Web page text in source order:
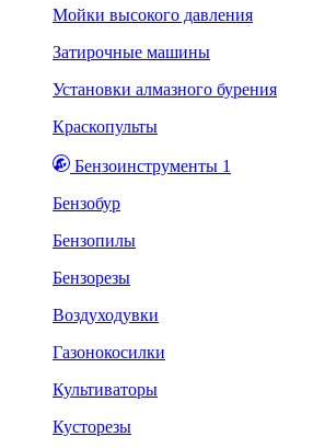
Мойки высокого давления
Затирочные машины
Установки алмазного бурения
Краскопульты
Бензоинструменты 1
Бензобур
Бензопилы
Бензорезы
Воздуходувки
Газонокосилки
Культиваторы
Кусторезы